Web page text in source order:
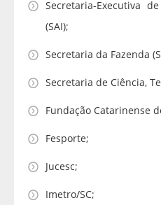
Secretaria-Executiva
(SAI);
Secretaria da Fazenda
Secretaria de Ciência,
Fundação Catarinense
Fesporte;
Jucesc;
Imetro/SC;